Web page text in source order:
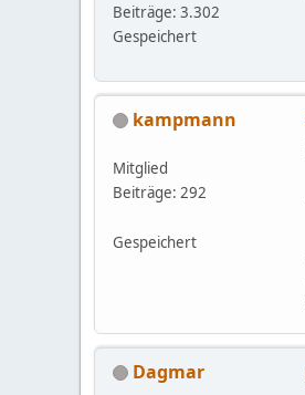
Beiträge: 3.302
Gespeichert
kampmann
Mitglied
Beiträge: 292
Gespeichert
Dagmar